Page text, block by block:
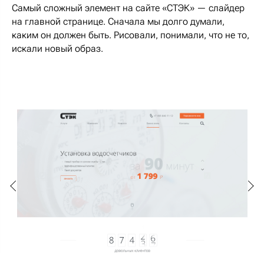
Самый сложный элемент на сайте «СТЭК» — слайдер
на главной странице. Сначала мы долго думали,
каким он должен быть. Рисовали, понимали, что не то,
искали новый образ.